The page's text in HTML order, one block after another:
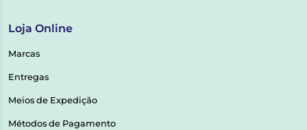
Loja Online
Marcas
Entregas
Meios de Expedição
Métodos de Pagamento